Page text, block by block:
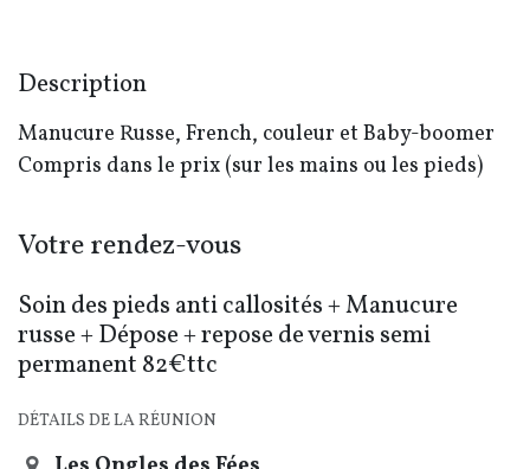
Description
Manucure Russe, French, couleur et Baby-boomer
Compris dans le prix (sur les mains ou les pieds)
Votre rendez-vous
Soin des pieds anti callosités + Manucure
russe + Dépose + repose de vernis semi
permanent 82€ttc
DÉTAILS DE LA RÉUNION